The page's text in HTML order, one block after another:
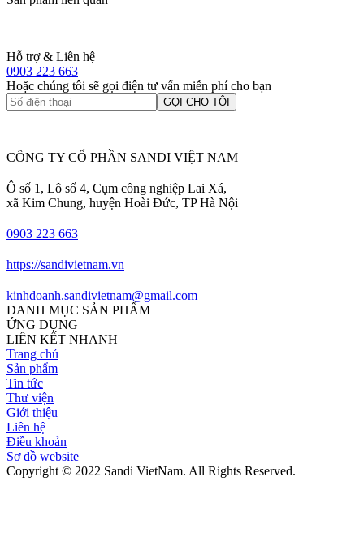
Hỗ trợ & Liên hệ
0903 223 663
Hoặc chúng tôi sẽ gọi điện tư vấn miễn phí cho bạn
GỌI CHO TÔI
CÔNG TY CỔ PHẦN SANDI VIỆT NAM
Ô số 1, Lô số 4, Cụm công nghiệp Lai Xá,
xã Kim Chung, huyện Hoài Đức, TP Hà Nội
0903 223 663
https://sandivietnam.vn
kinhdoanh.sandivietnam@gmail.com
DANH MỤC SẢN PHẨM
ỨNG DỤNG
LIÊN KẾT NHANH
Trang chủ
Sản phẩm
Tin tức
Thư viện
Giới thiệu
Liên hệ
Điều khoản
Sơ đồ website
Copyright © 2022 Sandi VietNam. All Rights Reserved.